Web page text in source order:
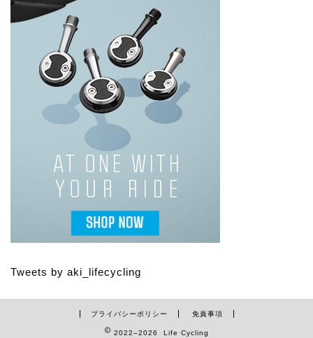
Tweets by aki_lifecycling
プライバシーポリシー 免責事項
2022–2026 Life Cycling